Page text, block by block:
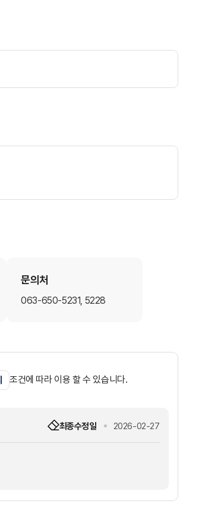
문의처
063-650-5231, 5228
조건에 따라 이용 할 수 있습니다.
최종수정일 2026-02-27